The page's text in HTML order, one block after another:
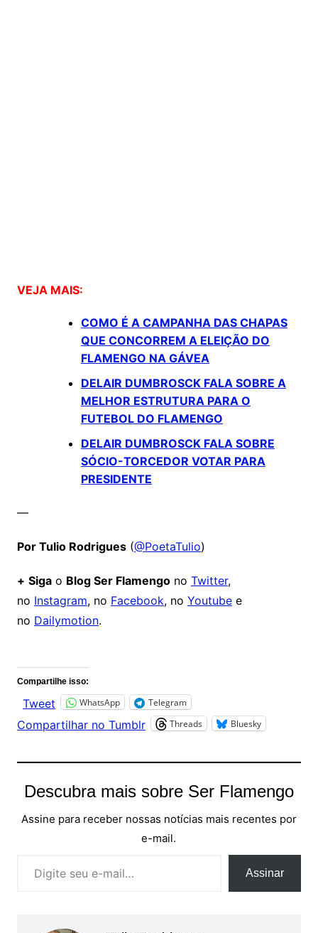
VEJA MAIS:
COMO É A CAMPANHA DAS CHAPAS
QUE CONCORREM A ELEIÇÃO DO
FLAMENGO NA GÁVEA
DELAIR DUMBROSCK FALA SOBRE A
MELHOR ESTRUTURA PARA O
FUTEBOL DO FLAMENGO
DELAIR DUMBROSCK FALA SOBRE
SÓCIO-TORCEDOR VOTAR PARA
PRESIDENTE
—
Por Tulio Rodrigues(@PoetaTulio)
+ Sigao Blog Ser Flamengono Twitter,
no Instagram, no Facebook, no Youtubee
no Dailymotion.
Compartilhe isso:
Tweet WhatsApp Telegram
Compartilhar no Tumblr Threads Bluesky
Descubra mais sobre Ser Flamengo
Assine para receber nossas notícias mais recentes por
e-mail.
Assinar